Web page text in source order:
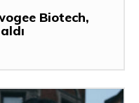
Biotech,